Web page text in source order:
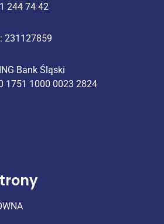
244 74 42
231127859
Bank Śląski
1751 1000 0023 2824